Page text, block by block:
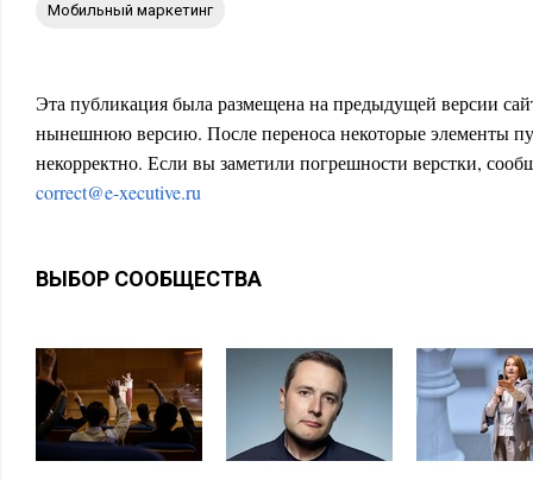
мобильный маркетинг
Эта публикация была размещена на предыдущей версии
нынешнюю версию. После переноса некоторые элементы
некорректно. Если вы заметили погрешности верстки,
correct@e-xecutive.ru
ВЫБОР СООБЩЕСТВА